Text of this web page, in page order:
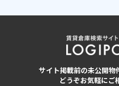
サイト掲載前の未公開物
どうぞお気軽にご